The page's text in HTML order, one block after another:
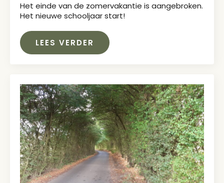
Het einde van de zomervakantie is aangebroken.
Het nieuwe schooljaar start!
LEES VERDER